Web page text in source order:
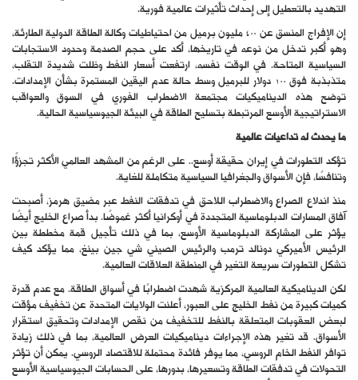
التهديد بالتعطيل إلى إحداث تأثيرات عالمية فورية.
إن الإفراج المنسق عن 400 مليون برميل من احتياطيات وكالة الطاقة الدولية الطارئة،
وهو أكبر تدخل من نوعه في تاريخها، أكد على حجم الصدمة وحدود الاستجابات
السياسية المتاحة. في الوقت نفسه، ارتفعت أسعار النفط وظلت شديدة التقلب،
متذبذبة فوق 100 دولار للبرميل وسط حالة عدم اليقين المستمرة بشأن الإمدادات.
توضح هذه الديناميكيات مجتمعة الاضطراب الفوري في السوق والعواقب
الاستراتيجية الأوسع المرتبطة بتسليح الطاقة في البيئة الجيوسياسية الحالية.
ما يحدث له تداعيات عالمية
تؤكد التطورات في إيران حقيقة أوسع.. على الرغم من المشهد العالمي الأكثر تجزؤًا
وتنافسًا، فإن الأسواق والجغرافيا السياسية متكاملة للغاية.
منذ اندلاع الصراع والاضطراب اللاحق في تدفقات النفط عبر مضيق هرمز، أصبحت
آفاق المسارات الدبلوماسية المتجددة في أوكرانيا أكثر غموضًا. بدأ صراع الخليج أيضًا
يؤثر على المشاركة الدبلوماسية الأوسع، بما في ذلك تأجيل قمة مخططة بين
الرئيس الأميركي دونالد ترمب والرئيس الصيني شي جين بينغ، مما يؤكد كيف
تشكل التطورات سريعة التغير في المنطقة العلاقات العالمية.
لكن الديناميكية العالمية المركزية شهدت اضطرابًا في أسواق الطاقة. مع عدم قدرة
كميات كبيرة من نفط الخليج على العبور، أعلنت الولايات المتحدة عن تخفيف مؤقت
لبعض العقوبات المتعلقة بالنفط للتخفيف من نقص الإمدادات وتحقيق استقرار
الأسواق. قد تغير هذه الإجراءات ديناميكيات العرض العالمية، بما في ذلك زيادة
توافر النفط الخام الروسي، مما يوفر فائدة محتملة للاقتصاد الروسي. يمكن أن تؤثر
التحولات في تدفقات الطاقة وتسعيرها، بدورها، على الحسابات الجيوسياسية الأوسع